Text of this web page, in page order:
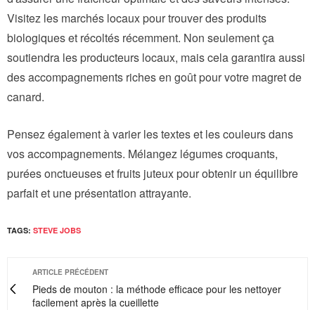
Visitez les marchés locaux pour trouver des produits
biologiques et récoltés récemment. Non seulement ça
soutiendra les producteurs locaux, mais cela garantira aussi
des accompagnements riches en goût pour votre magret de
canard.
Pensez également à varier les textes et les couleurs dans
vos accompagnements. Mélangez légumes croquants,
purées onctueuses et fruits juteux pour obtenir un équilibre
parfait et une présentation attrayante.
TAGS: STEVE JOBS
ARTICLE PRÉCÉDENT
Pieds de mouton : la méthode efficace pour les nettoyer
facilement après la cueillette